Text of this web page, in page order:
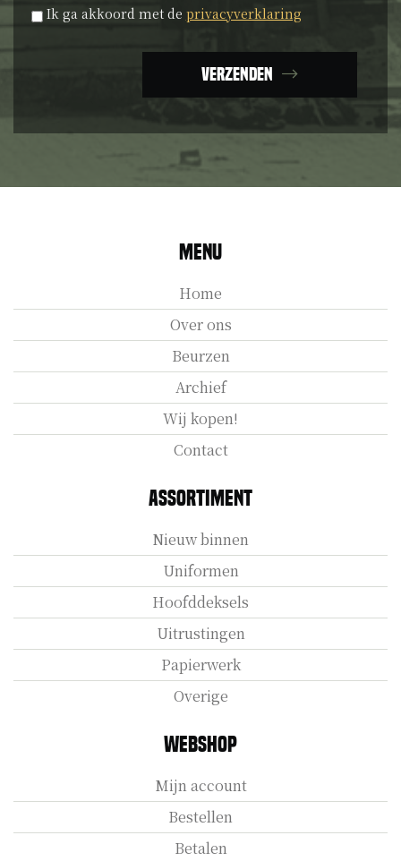
Privacyverklaring *
Ik ga akkoord met de privacyverklaring
Verzenden
Menu
Home
Over ons
Beurzen
Archief
Wij kopen!
Contact
Assortiment
Nieuw binnen
Uniformen
Hoofddeksels
Uitrustingen
Papierwerk
Overige
Webshop
Mijn account
Bestellen
Betalen